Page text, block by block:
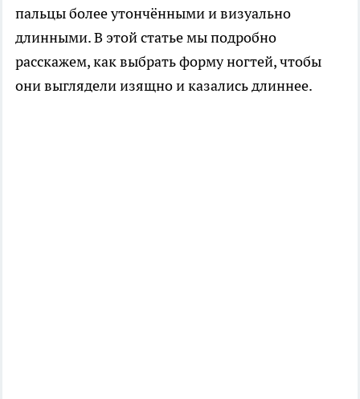
пальцы более утончёнными и визуально
длинными. В этой статье мы подробно
расскажем, как выбрать форму ногтей, чтобы
они выглядели изящно и казались длиннее.